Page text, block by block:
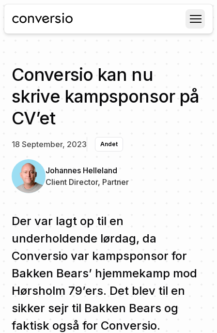
Conversio
Conversio kan nu
skrive kampsponsor på
CV’et
18 September, 2023 Andet
Johannes Helleland
Client Director, Partner
Der var lagt op til en
underholdende lørdag, da
Conversio var kampsponsor for
Bakken Bears’ hjemmekamp mod
Hørsholm 79’ers. Det blev til en
sikker sejr til Bakken Bears og
faktisk også for Conversio.